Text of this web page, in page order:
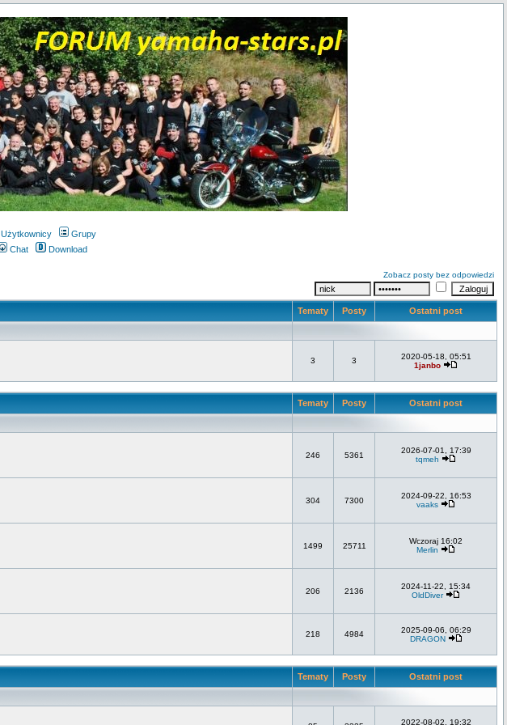
Użytkownicy
Grupy
Chat Download
Zobacz posty bez odpowiedzi
Tematy Posty Ostatni post
3 3
2020-05-18, 05:51
1janbo
Tematy Posty Ostatni post
246 5361
2026-07-01, 17:39
tqmeh
304 7300
2024-09-22, 16:53
vaaks
1499 25711
Wczoraj 16:02
Merlin
206 2136
2024-11-22, 15:34
OldDiver
218 4984
2025-09-06, 06:29
DRAGON
Tematy Posty Ostatni post
2022-08-02, 19:32